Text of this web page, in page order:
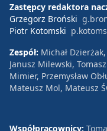
Zastępcy redaktora
Grzegorz Broński
Piotr Kotomski
Zespół: Michał
Janusz Milewski,
Mimier, Przemysław
Mateusz Mol, Mateusz
Współpracownicy: